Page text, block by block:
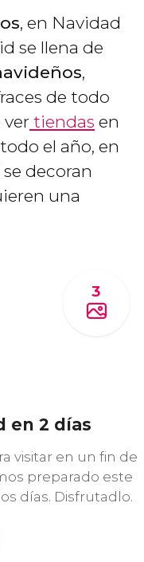
, en Navidad
se llena de
,
de todo
ver tiendas en
el año, en
decoran
una
3
en 2 días
visitar en un fin de
preparado este
días. Disfrutadlo.